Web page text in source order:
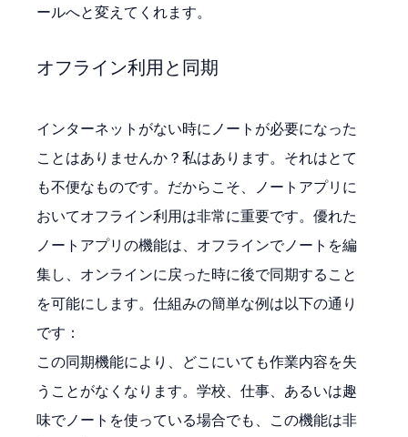
ールへと変えてくれます。
オフライン利用と同期
インターネットがない時にノートが必要になった
ことはありませんか？私はあります。それはとて
も不便なものです。だからこそ、ノートアプリに
おいてオフライン利用は非常に重要です。優れた
ノートアプリの機能は、オフラインでノートを編
集し、オンラインに戻った時に後で同期すること
を可能にします。仕組みの簡単な例は以下の通り
です：
この同期機能により、どこにいても作業内容を失
うことがなくなります。学校、仕事、あるいは趣
味でノートを使っている場合でも、この機能は非